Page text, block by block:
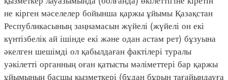
не кірген мәселелер бойынша қаржы ұйымы Қазақстан
Республикасының заңнамасын жүйелі (жүйелі он екі
күнтізбелік ай ішінде екі және одан астам рет) бұзуына
әкелген шешімді ол қабылдаған фактілері туралы
уәкілетті органның оған қатысты мәліметтері бар қаржы
ұйымының басшы қызметкері (бұдан бұрын тағайындауға